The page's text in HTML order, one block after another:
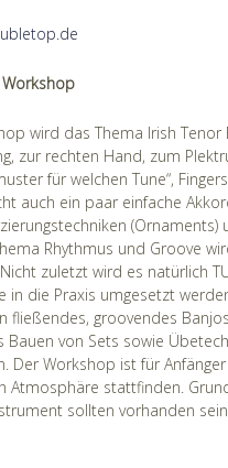
wird das Thema Irish
zur rechten Hand, zum
für welchen Tune“,
auch ein paar einfache
Rhythmus und Groove
zuletzt wird es natürlich
in die Praxis umgesetzt
fließendes, groovendes
Bauen von Sets sowie
Der Workshop ist für
Atmosphäre stattfinden.
sollten vorhanden